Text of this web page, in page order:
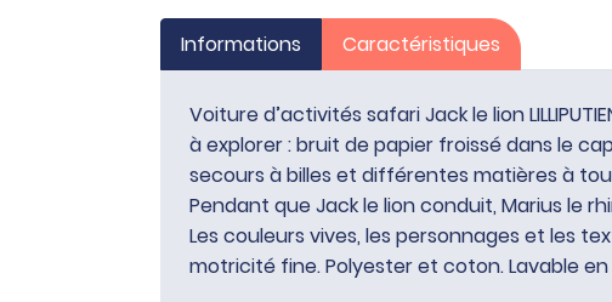
Informations Caractéristiques
Voiture d’activités safari Jack le lion
à explorer : bruit de papier froissé dans le
secours à billes et différentes matières à
Pendant que Jack le lion conduit, Marius le
Les couleurs vives, les personnages et les
motricité fine. Polyester et coton. Lavable en